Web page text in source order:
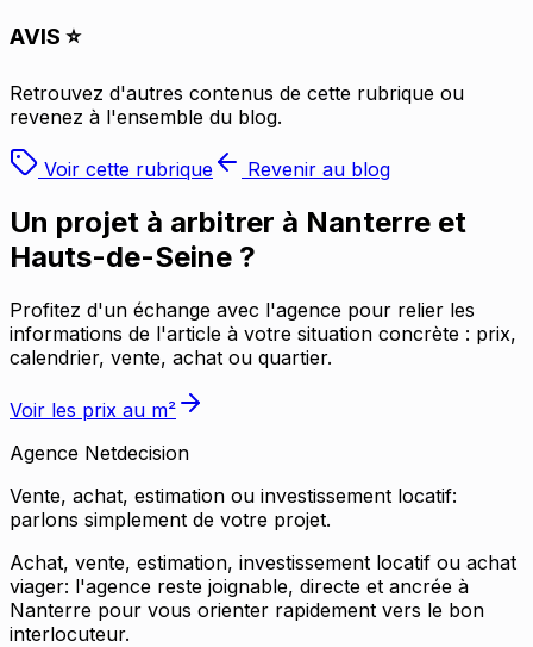
AVIS ⭐
Retrouvez d'autres contenus de cette rubrique ou
revenez à l'ensemble du blog.
Voir cette rubrique Revenir au blog
Un projet à arbitrer à Nanterre et
Hauts-de-Seine ?
Profitez d'un échange avec l'agence pour relier les
informations de l'article à votre situation concrète : prix,
calendrier, vente, achat ou quartier.
Voir les prix au m²
Agence Netdecision
Vente, achat, estimation ou investissement locatif:
parlons simplement de votre projet.
Achat, vente, estimation, investissement locatif ou achat
viager: l'agence reste joignable, directe et ancrée à
Nanterre pour vous orienter rapidement vers le bon
interlocuteur.